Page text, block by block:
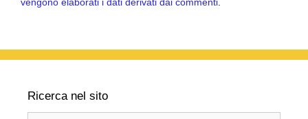
vengono elaborati i dati derivati dai commenti.
Ricerca nel sito